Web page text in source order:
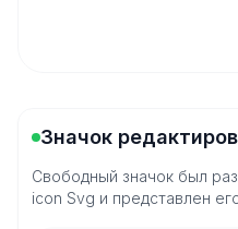
Значок
Свободный значок был
icon Svg и представлен